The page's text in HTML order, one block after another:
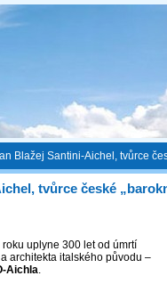
Blažej Santini-Aichel, tvůrce
tvůrce české
uplyne 300 let od úmrtí
architekta italského původu –
Aichla.